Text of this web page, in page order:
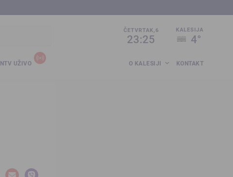
ČETVRTAK,6
23:25
KALESIJA
4°
NTV UŽIVO O KALESIJI KONTAKT